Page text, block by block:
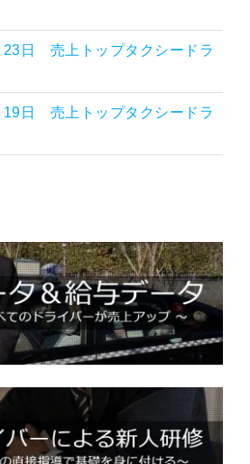
23日 売上トップタクシードラ
19日 売上トップタクシードラ